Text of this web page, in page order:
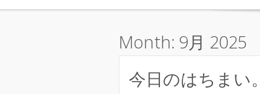
Month: 9月 2025
今日のはちまい。